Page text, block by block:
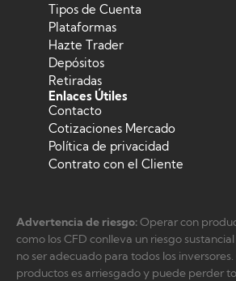
Tipos de Cuenta
Plataformas
Hazte Trader
Depósitos
Retiradas
Enlaces Útiles
Contacto
Cotizaciones Mercado
Política de privacidad
Contrato con el Cliente
Advertencia de riesgo:Operar con
como los CFD conlleva un riesgo
no ser adecuado para todos los
productos es arriesgado y puede perder